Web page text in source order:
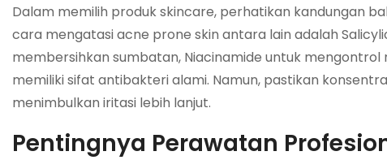
Dalam memilih produk skincare, perhatikan kandungan
cara mengatasi acne prone skin antara lain adalah
membersihkan sumbatan, Niacinamide untuk
memiliki sifat antibakteri alami. Namun, pastikan
menimbulkan iritasi lebih lanjut.
Pentingnya Perawatan